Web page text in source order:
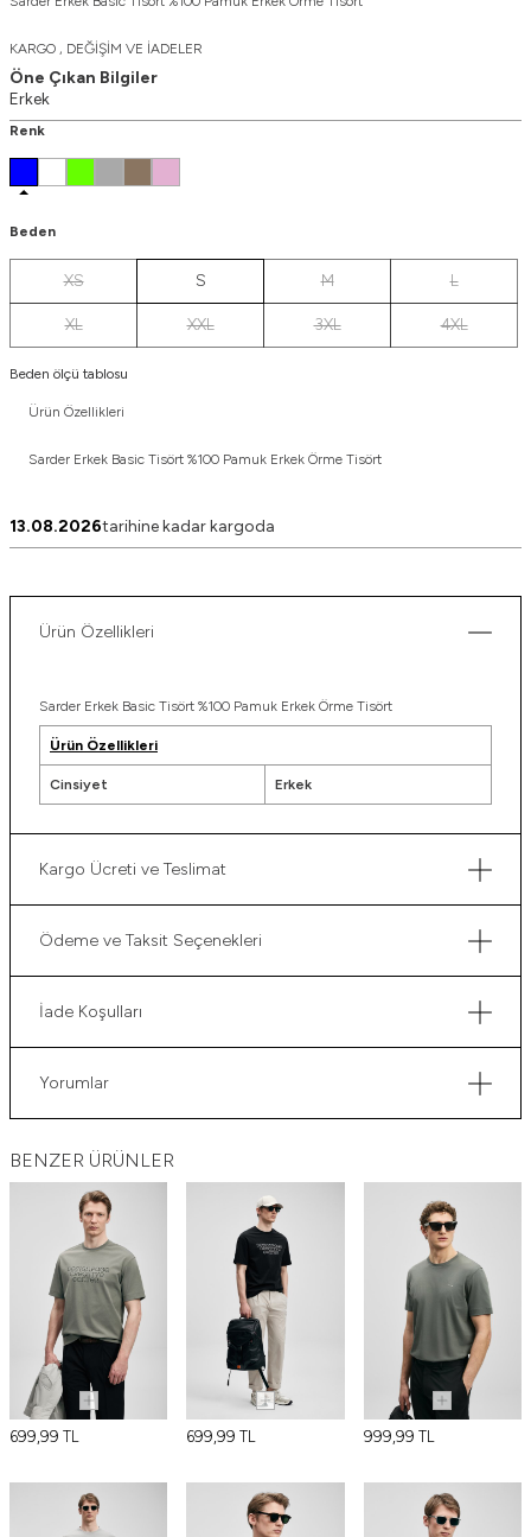
KARGO , DEĞİŞİM VE İADELER
Öne Çıkan Bilgiler
Erkek
Renk
Beden
XS S M L
XL XXL 3XL 4XL
Beden ölçü tablosu
Ürün Özellikleri
Sarder Erkek Basic Tisört %100 Pamuk Erkek Örme Tisört
13.08.2026tarihine kadar kargoda
Ürün Özellikleri
Sarder Erkek Basic Tisört %100 Pamuk Erkek Örme Tisört
Ürün Özellikleri
Cinsiyet Erkek
Kargo Ücreti ve Teslimat
Ödeme ve Taksit Seçenekleri
İade Koşulları
Yorumlar
BENZER ÜRÜNLER
699,99 TL 699,99 TL 999,99 TL